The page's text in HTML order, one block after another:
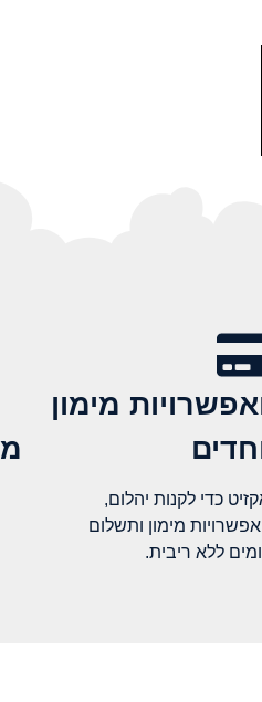
מימון
כדי לקנות יהלום,
אפשרויות מימון ותשלום